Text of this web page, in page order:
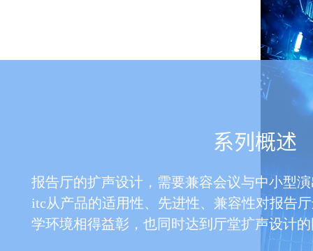
系列概述
报告厅的扩声设计，需要兼容会议与中小型
itc从产品的适用性、先进性、兼容性对报告
学环境相得益彰，也同时达到厅堂扩声设计